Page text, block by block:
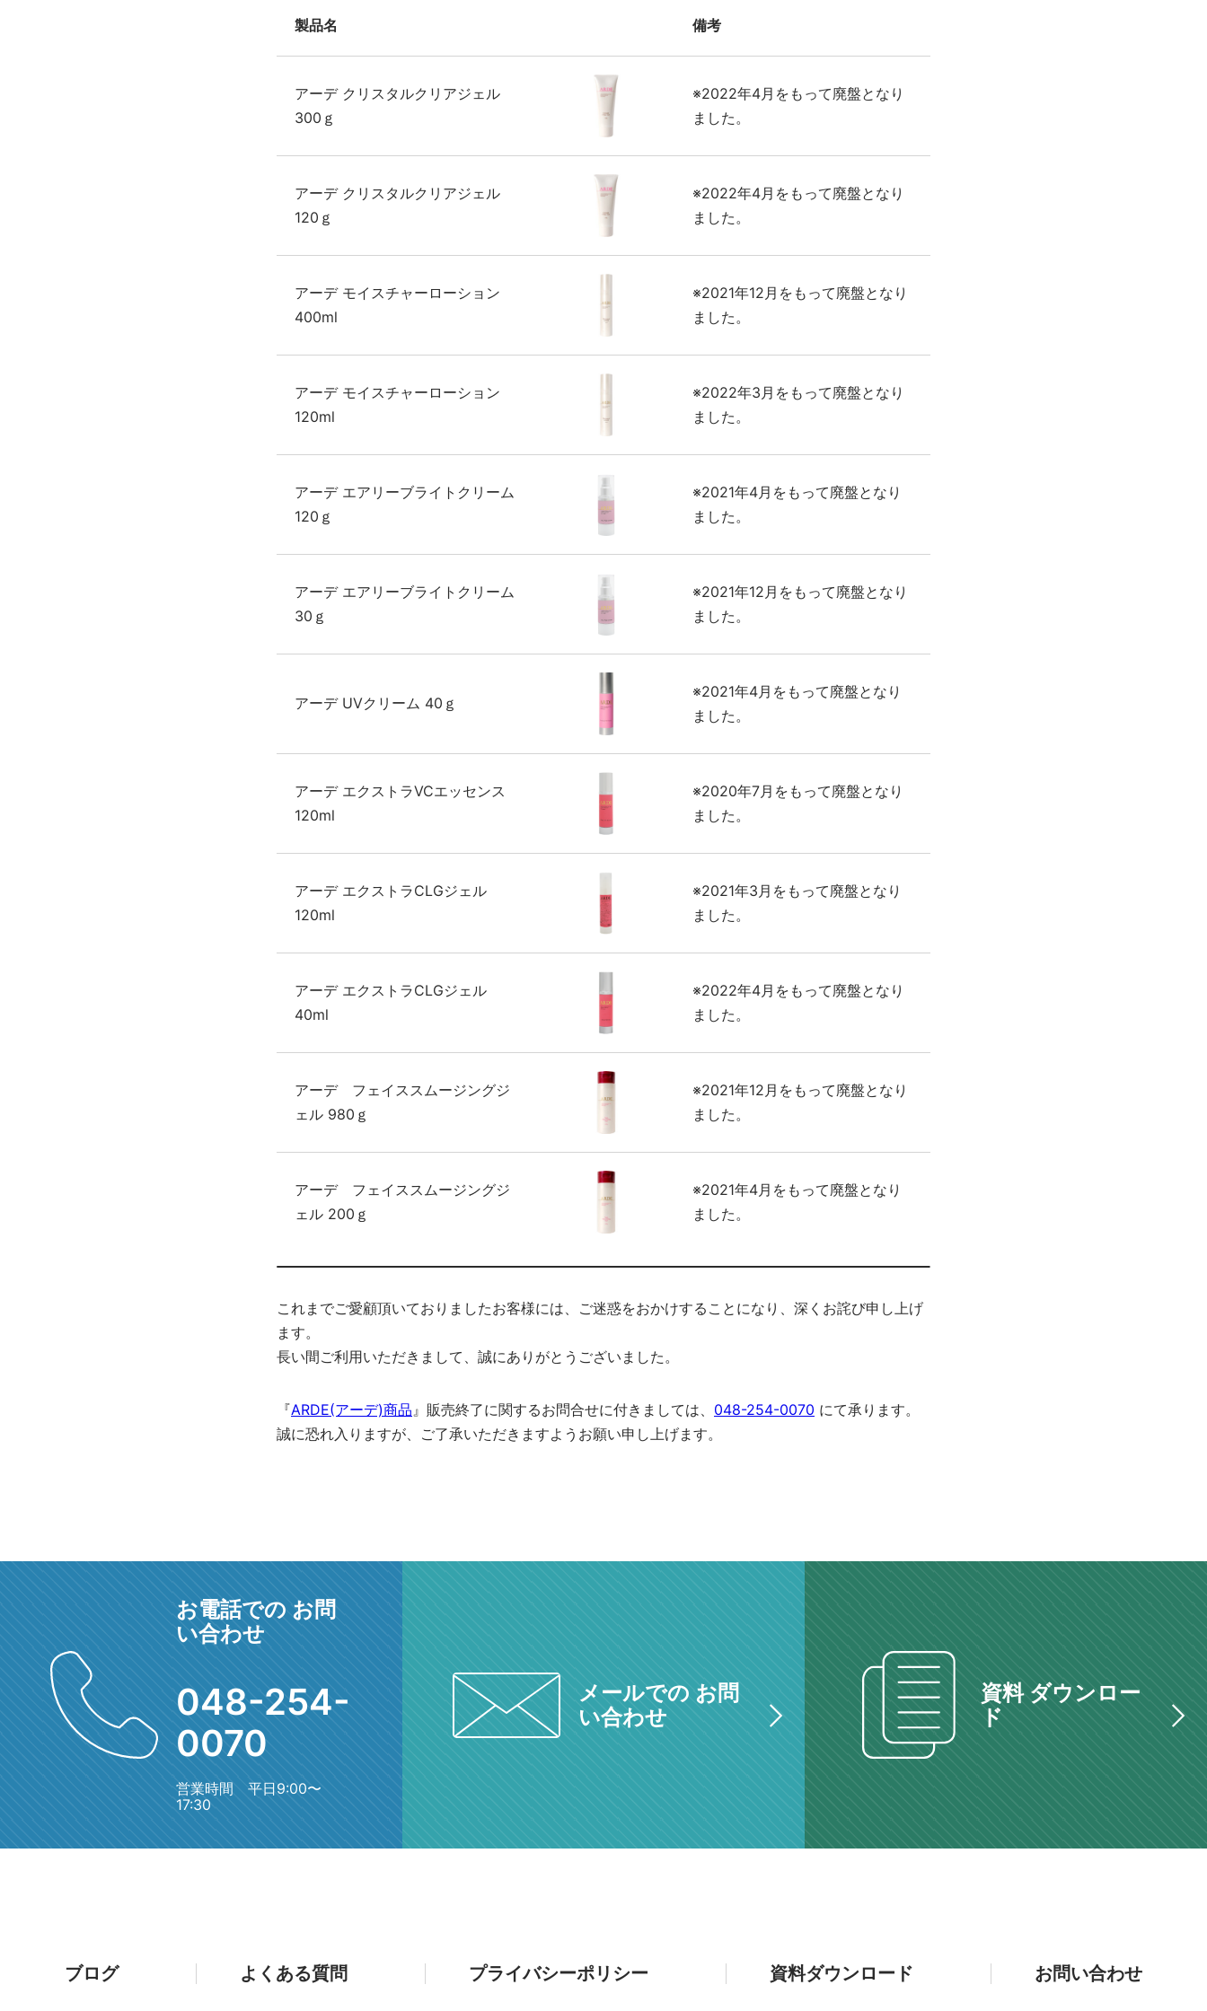
製品名 備考
アーデ クリスタルクリアジェル
300ｇ
※2022年4月をもって廃盤となり
ました。
アーデ クリスタルクリアジェル
120ｇ
※2022年4月をもって廃盤となり
ました。
アーデ モイスチャーローション
400ml
※2021年12月をもって廃盤となり
ました。
アーデ モイスチャーローション
120ml
※2022年3月をもって廃盤となり
ました。
アーデ エアリーブライトクリーム
120ｇ
※2021年4月をもって廃盤となり
ました。
アーデ エアリーブライトクリーム
30ｇ
※2021年12月をもって廃盤となり
ました。
アーデ UVクリーム 40ｇ
※2021年4月をもって廃盤となり
ました。
アーデ エクストラVCエッセンス
120ml
※2020年7月をもって廃盤となり
ました。
アーデ エクストラCLGジェル
120ml
※2021年3月をもって廃盤となり
ました。
アーデ エクストラCLGジェル
40ml
※2022年4月をもって廃盤となり
ました。
アーデ フェイススムージングジ
ェル 980ｇ
※2021年12月をもって廃盤となり
ました。
アーデ フェイススムージングジ
ェル 200ｇ
※2021年4月をもって廃盤となり
ました。
これまでご愛顧頂いておりましたお客様には、ご迷惑をおかけすることになり、深くお詫び申し上げ
ます。
長い間ご利用いただきまして、誠にありがとうございました。
『ARDE(アーデ)商品』販売終了に関するお問合せに付きましては、 048-254-0070 にて承ります。
誠に恐れ入りますが、ご了承いただきますようお願い申し上げます。
お電話での お問
い合わせ
048-254-
0070
営業時間 平日9:00〜
17:30
メールでの お問
い合わせ
資料 ダウンロー
ド
ブログ よくある質問 プライバシーポリシー 資料ダウンロード お問い合わせ